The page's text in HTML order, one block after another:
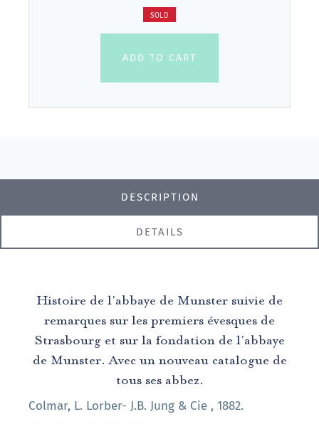
SOLD
ADD TO CART
DESCRIPTION
DETAILS
Histoire de l'abbaye de Munster suivie de
remarques sur les premiers évesques de
Strasbourg et sur la fondation de l'abbaye
de Munster. Avec un nouveau catalogue de
tous ses abbez.
Colmar, L. Lorber- J.B. Jung & Cie , 1882.